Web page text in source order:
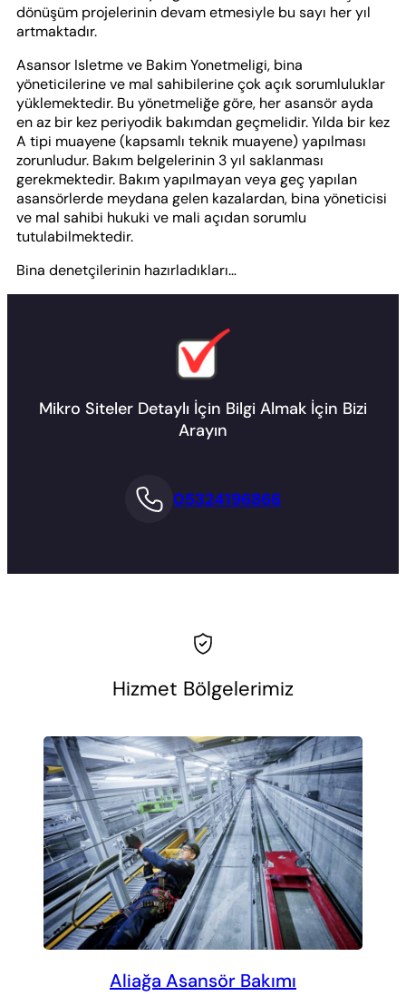
dönüşüm projelerinin devam etmesiyle bu sayı her yıl
artmaktadır.
Asansor Isletme ve Bakim Yonetmeligi, bina
yöneticilerine ve mal sahibilerine çok açık sorumluluklar
yüklemektedir. Bu yönetmeliğe göre, her asansör ayda
en az bir kez periyodik bakımdan geçmelidir. Yılda bir kez
A tipi muayene (kapsamlı teknik muayene) yapılması
zorunludur. Bakım belgelerinin 3 yıl saklanması
gerekmektedir. Bakım yapılmayan veya geç yapılan
asansörlerde meydana gelen kazalardan, bina yöneticisi
ve mal sahibi hukuki ve mali açıdan sorumlu
tutulabilmektedir.
Bina denetçilerinin hazırladıkları…
Mikro Siteler Detaylı İçin Bilgi Almak İçin Bizi
Arayın
05324196866
Hizmet Bölgelerimiz
Aliağa Asansör Bakımı